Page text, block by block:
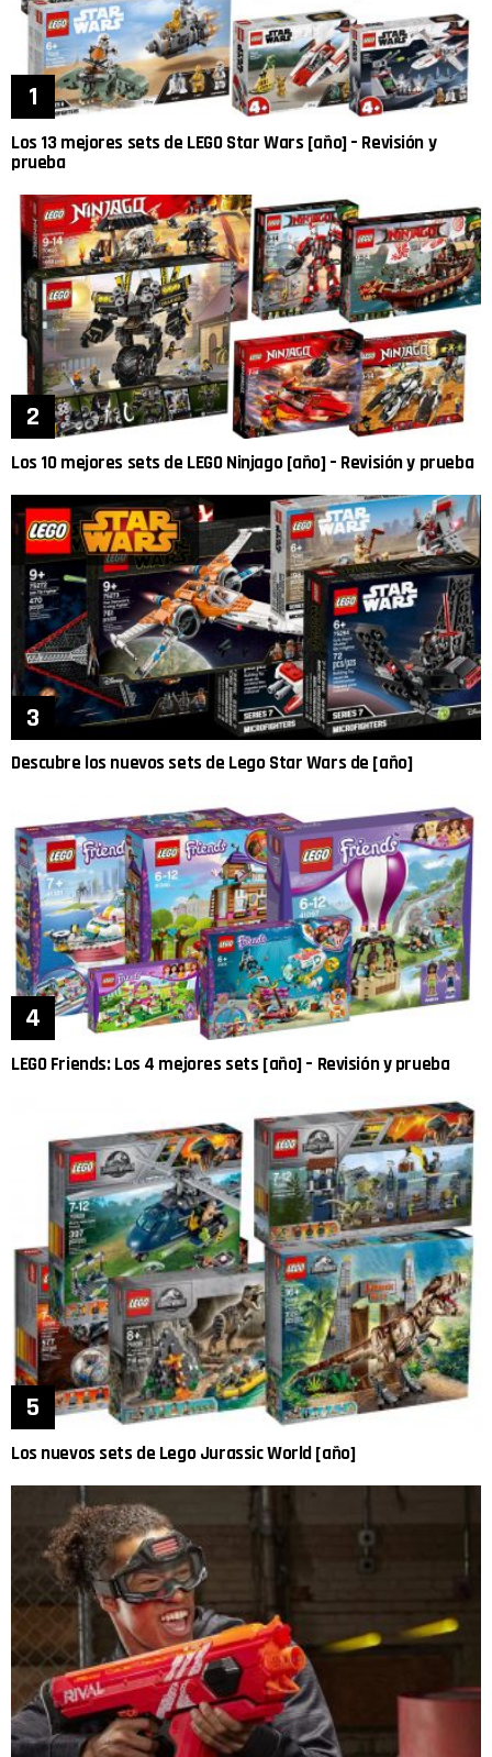
Los 13 mejores sets de LEGO Star Wars [año] – Revisión y
prueba
Los 10 mejores sets de LEGO Ninjago [año] – Revisión y prueba
Descubre los nuevos sets de Lego Star Wars de [año]
LEGO Friends: Los 4 mejores sets [año] – Revisión y prueba
Los nuevos sets de Lego Jurassic World [año]